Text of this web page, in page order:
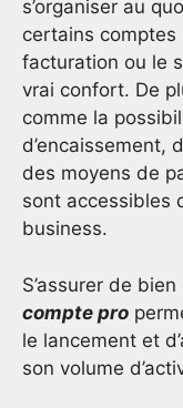
s’organiser au
certains comptes
facturation ou le
vrai confort. De
comme la
d’encaissement,
des moyens de
sont accessibles
business.
S’assurer de
compte pro
le lancement et
son volume